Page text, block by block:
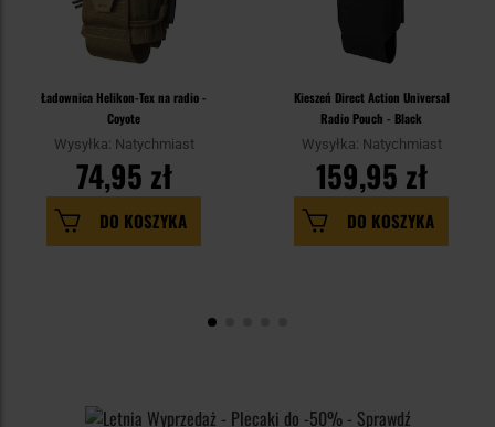
Ładownica Helikon-Tex na radio -
Coyote
Wysyłka: Natychmiast
74,95 zł
DO KOSZYKA
Kieszeń Direct Action Universal
Radio Pouch - Black
Wysyłka: Natychmiast
159,95 zł
DO KOSZYKA